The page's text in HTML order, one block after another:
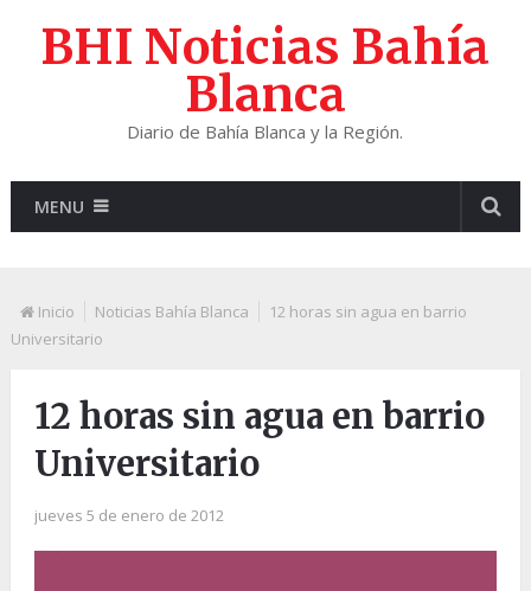
BHI Noticias Bahía
Blanca
Diario de Bahía Blanca y la Región.
MENU
Inicio Noticias Bahía Blanca
12 horas sin agua en barrio
Universitario
12 horas sin agua en barrio
Universitario
jueves 5 de enero de 2012